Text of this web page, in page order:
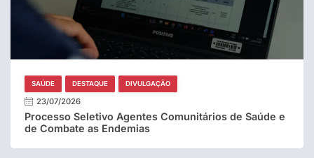
SAÚDE DESTAQUE DIVULGAÇÃO
23/07/2026
Processo Seletivo Agentes Comunitários de Saúde e
de Combate as Endemias